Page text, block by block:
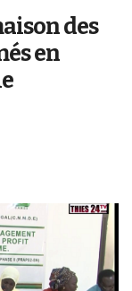
des
en